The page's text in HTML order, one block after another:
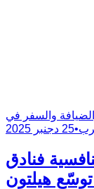
والسفر في
•25 دجنبر 2025
فنادق
هيلتون